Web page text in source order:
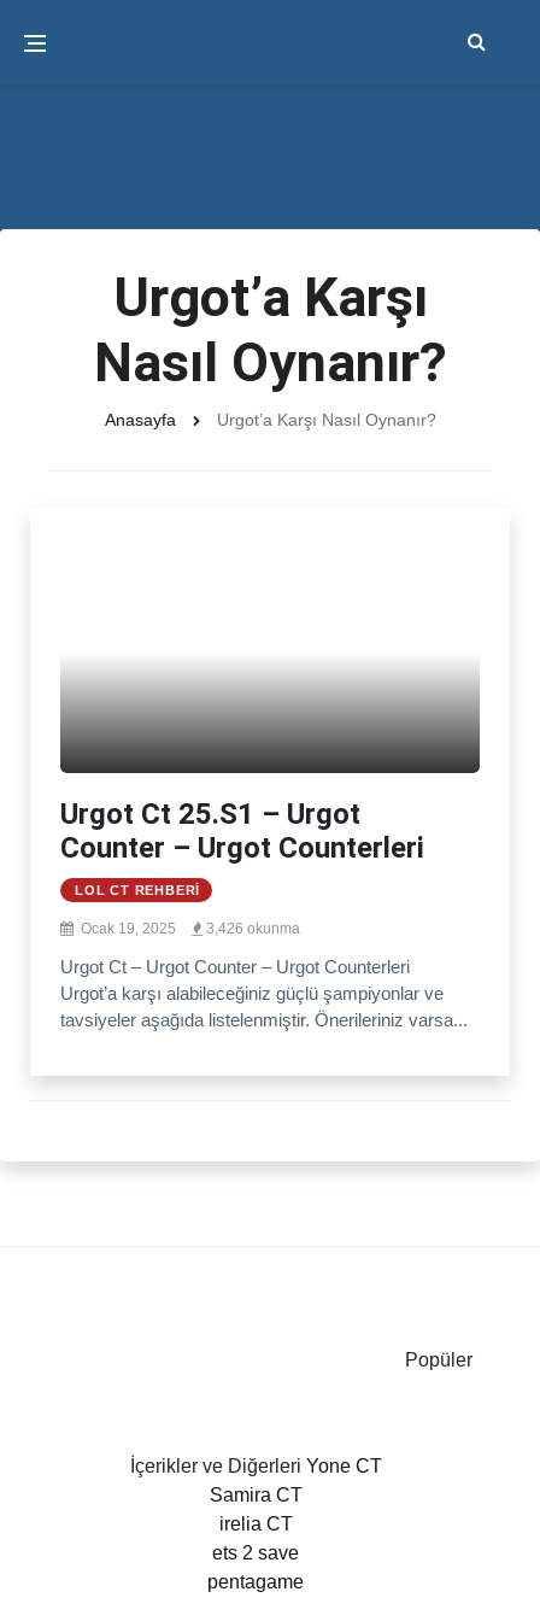
Urgot’a Karşı
Nasıl Oynanır?
Anasayfa Urgot’a Karşı Nasıl Oynanır?
Urgot Ct 25.S1 – Urgot
Counter – Urgot Counterleri
LOL CT REHBERI
Ocak 19, 2025 3,426 okunma
Urgot Ct – Urgot Counter – Urgot Counterleri
Urgot’a karşı alabileceğiniz güçlü şampiyonlar ve
tavsiyeler aşağıda listelenmiştir. Önerileriniz varsa...
Popüler
İçerikler ve Diğerleri Yone CT
Samira CT
irelia CT
ets 2 save
pentagame